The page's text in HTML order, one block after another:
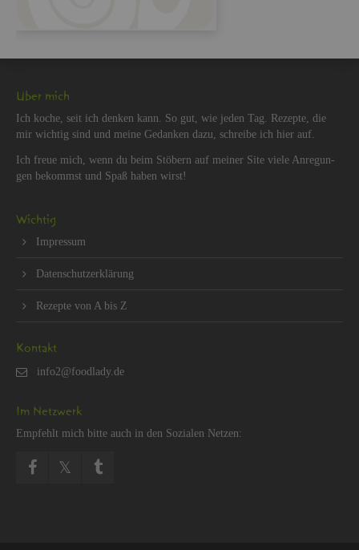
Über mich
Ich koche, seit ich den­ken kann. So gut, wie jeden Tag. Re­zep­te, die
mir wich­tig sind und meine Ge­dan­ken dazu, schrei­be ich hier auf.
Ich freue mich, wenn du beim Stö­bern auf mei­ner Site viele An­re­gun­
gen be­kommst und Spaß haben wirst!
Wich­tig
Im­pres­sum
Da­ten­schut­z­er­klä­rung
Re­zep­te von A bis Z
Kon­takt
Im Netz­werk
Emp­fehlt mich bitte auch in den So­zia­len Net­zen: